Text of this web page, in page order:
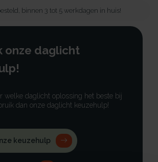
binnen 3 tot 5 werkdagen in huis!
onze daglicht
welke daglicht oplossing het beste bij
dan onze daglicht keuzehulp!
keuzehulp